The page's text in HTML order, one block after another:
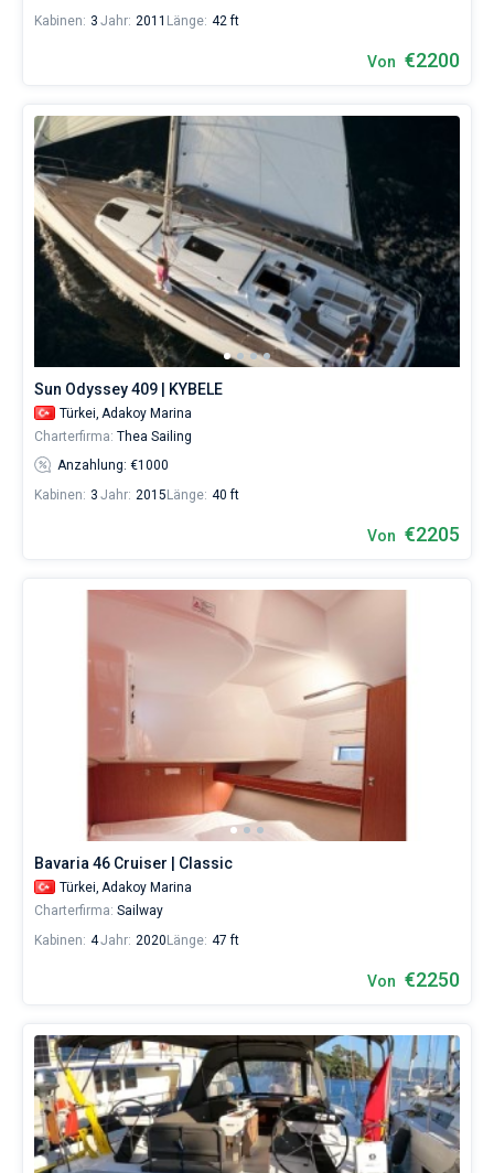
Kabinen: 3 Jahr: 2011 Länge: 42 ft
Von €2200
Sun Odyssey 409 | KYBELE
Türkei, Adakoy Marina
Charterfirma: Thea Sailing
Anzahlung: €1000
Kabinen: 3 Jahr: 2015 Länge: 40 ft
Von €2205
Bavaria 46 Cruiser | Classic
Türkei, Adakoy Marina
Charterfirma: Sailway
Kabinen: 4Jahr: 2020 Länge: 47 ft
Von €2250